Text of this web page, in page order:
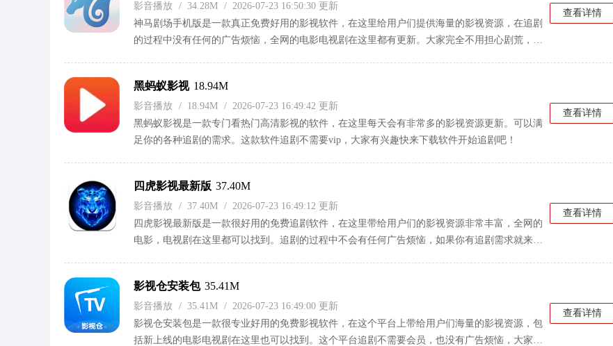
影音播放 / 34.28M / 2026-07-23 16:50:30 更新
神马剧场手机版是一款真正免费好用的影视软件，在这里给用户们提供海量的影视资源，在追剧
的过程中没有任何的广告烦恼，全网的电影电视剧在这里都有更新。大家完全不用担心剧荒，喜
查看详情
黑蚂蚁影视 18.94M
影音播放 / 18.94M / 2026-07-23 16:49:42 更新
黑蚂蚁影视是一款专门看热门高清影视的软件，在这里每天会有非常多的影视资源更新。可以满
足你的各种追剧的需求。这款软件追剧不需要vip，大家有兴趣快来下载软件开始追剧吧！
查看详情
四虎影视最新版 37.40M
影音播放 / 37.40M / 2026-07-23 16:49:12 更新
四虎影视最新版是一款很好用的免费追剧软件，在这里带给用户们的影视资源非常丰富，全网的
电影，电视剧在这里都可以找到。追剧的过程中不会有任何广告烦恼，如果你有追剧需求就来下
查看详情
影视仓安装包 35.41M
影音播放 / 35.41M / 2026-07-23 16:49:00 更新
影视仓安装包是一款很专业好用的免费影视软件，在这个平台上带给用户们海量的影视资源，包
括新上线的电影电视剧在这里也可以找到。这个平台追剧不需要会员，也没有广告烦恼，大家喜
查看详情